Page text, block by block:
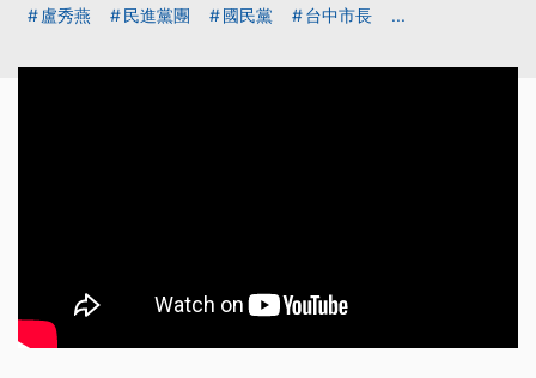
盧秀燕 民進黨團 國民黨 台中市長 ...